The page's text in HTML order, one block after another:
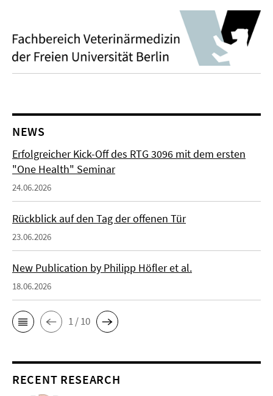
NEWS
Erfolgreicher Kick-Off des RTG 3096 mit dem ersten
"One Health" Seminar
24.06.2026
Rückblick auf den Tag der offenen Tür
23.06.2026
New Publication by Philipp Höfler et al.
18.06.2026
1 / 10
RECENT RESEARCH